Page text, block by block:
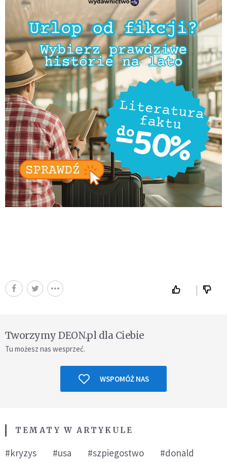
Tworzymy DEON.pl dla Ciebie
Tu możesz nas wesprzeć.
WSPOMÓŻ NAS
TEMATY W ARTYKULE
#kryzys #usa #szpiegostwo
#donald